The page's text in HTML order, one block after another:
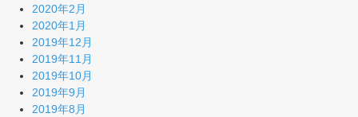
2020年2月
2020年1月
2019年12月
2019年11月
2019年10月
2019年9月
2019年8月